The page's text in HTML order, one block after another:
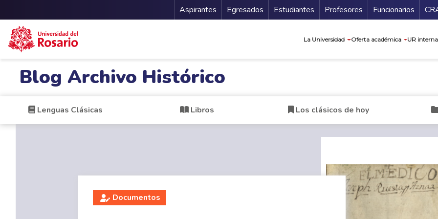
Menu Secundario
Aspirantes Egresados Estudiantes Profesores Funcionarios
La Universidad Oferta académica UR
Blog Archivo Histórico
Lenguas Clásicas Libros Los clásicos de hoy
Documentos